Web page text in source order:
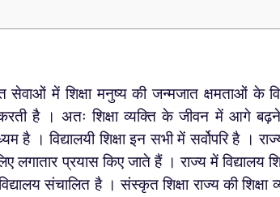
में शिक्षा मनुष्य की जन्मजात क्षमताओं के
करती है । अतः शिक्षा व्यक्ति के जीवन में आगे
। विद्यालयी शिक्षा इन सभी में सर्वोपरि है ।
प्रयास किए जाते हैं । राज्य में विद्यालय
संचालित है । संस्कृत शिक्षा राज्य की शिक्षा